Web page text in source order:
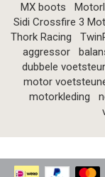
MX boots
Sidi Crossfire 3
Thork Racing
aggressor
dubbele
motor
motorkleding